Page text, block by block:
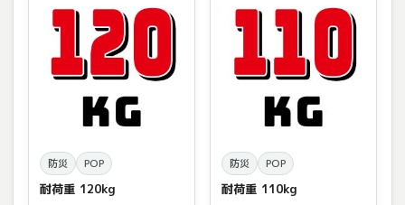
防災 POP
耐荷重 120kg
防災 POP
耐荷重 110kg